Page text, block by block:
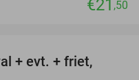
€21 ,50
+ evt. + friet,